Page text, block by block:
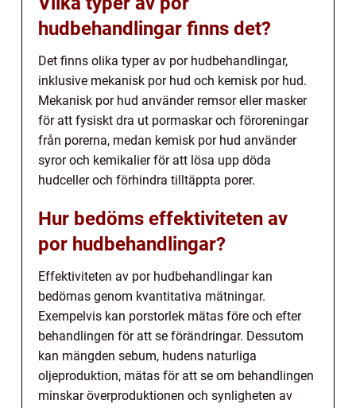
hudbehandlingar finns det?
Det finns olika typer av por hudbehandlingar,
inklusive mekanisk por hud och kemisk por hud.
Mekanisk por hud använder remsor eller masker
för att fysiskt dra ut pormaskar och föroreningar
från porerna, medan kemisk por hud använder
syror och kemikalier för att lösa upp döda
hudceller och förhindra tilltäppta porer.
Hur bedöms effektiviteten av
por hudbehandlingar?
Effektiviteten av por hudbehandlingar kan
bedömas genom kvantitativa mätningar.
Exempelvis kan porstorlek mätas före och efter
behandlingen för att se förändringar. Dessutom
kan mängden sebum, hudens naturliga
oljeproduktion, mätas för att se om behandlingen
minskar överproduktionen och synligheten av